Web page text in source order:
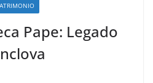
Pape: Legado